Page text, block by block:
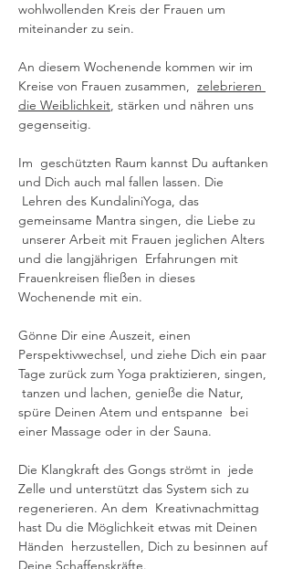
wohlwollenden Kreis der Frauen um
miteinander zu sein.
An diesem Wochenende kommen wir im
Kreise von Frauen zusammen, zelebrieren
die Weiblichkeit, stärken und nähren uns
gegenseitig.
Im  geschützten Raum kannst Du auftanken
und Dich auch mal fallen lassen. Die
Lehren des KundaliniYoga, das
gemeinsame Mantra singen, die Liebe zu
unserer Arbeit mit Frauen jeglichen Alters
und die langjährigen  Erfahrungen mit
Frauenkreisen fließen in dieses
Wochenende mit ein.
Gönne Dir eine Auszeit, einen
Perspektivwechsel, und ziehe Dich ein paar
Tage zurück zum Yoga praktizieren, singen,
tanzen und lachen, genieße die Natur,
spüre Deinen Atem und entspanne  bei
einer Massage oder in der Sauna.
Die Klangkraft des Gongs strömt in  jede
Zelle und unterstützt das System sich zu
regenerieren. An dem  Kreativnachmittag
hast Du die Möglichkeit etwas mit Deinen
Händen  herzustellen, Dich zu besinnen auf
Deine Schaffenskräfte.